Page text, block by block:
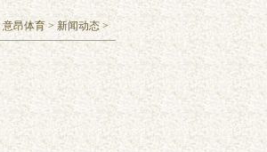
意昂体育 > 新闻动态 >